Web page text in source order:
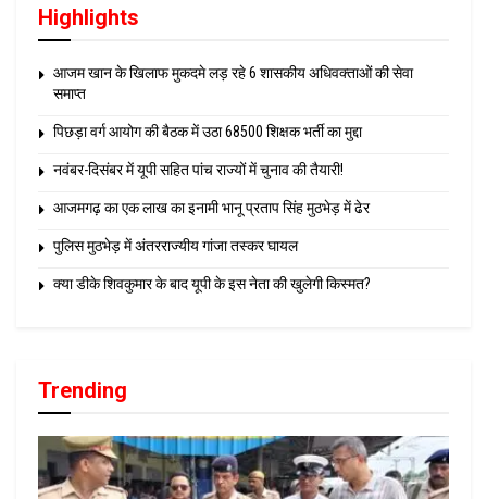
Highlights
आजम खान के खिलाफ मुकदमे लड़ रहे 6 शासकीय अधिवक्ताओं की सेवा
समाप्त
पिछड़ा वर्ग आयोग की बैठक में उठा 68500 शिक्षक भर्ती का मुद्दा
नवंबर-दिसंबर में यूपी सहित पांच राज्यों में चुनाव की तैयारी!
आजमगढ़ का एक लाख का इनामी भानू प्रताप सिंह मुठभेड़ में ढेर
पुलिस मुठभेड़ में अंतरराज्यीय गांजा तस्कर घायल
क्या डीके शिवकुमार के बाद यूपी के इस नेता की खुलेगी किस्मत?
Trending